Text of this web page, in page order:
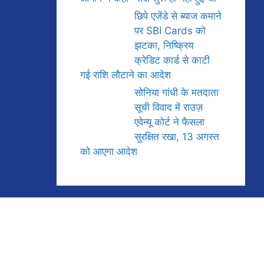
छिपे एजेंडे से ब्याज कमाने
पर SBI Cards को
झटका, निष्क्रिय
क्रेडिट कार्ड से काटी
गई राशि लौटाने का आदेश
सोनिया गांधी के मतदाता
सूची विवाद में राउज़
एवेन्यू कोर्ट ने फैसला
सुरक्षित रखा, 13 अगस्त
को आएगा आदेश